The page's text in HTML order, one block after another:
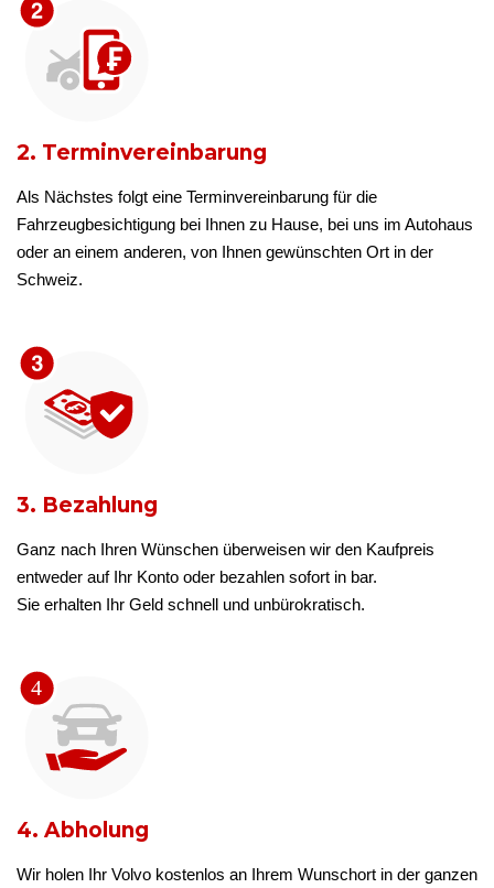
2. Terminvereinbarung
Als Nächstes folgt eine Terminvereinbarung für die
Fahrzeugbesichtigung bei Ihnen zu Hause, bei uns im Autohaus
oder an einem anderen, von Ihnen gewünschten Ort in der
Schweiz.
3. Bezahlung
Ganz nach Ihren Wünschen überweisen wir den Kaufpreis
entweder auf Ihr Konto oder bezahlen sofort in bar.
Sie erhalten Ihr Geld schnell und unbürokratisch.
4. Abholung
Wir holen Ihr Volvo kostenlos an Ihrem Wunschort in der ganzen